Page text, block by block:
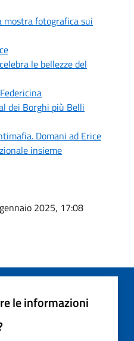
mostra fotografica sui
le bellezze del
dei Borghi più Belli
Domani ad Erice
insieme
2025, 17:08
le informazioni